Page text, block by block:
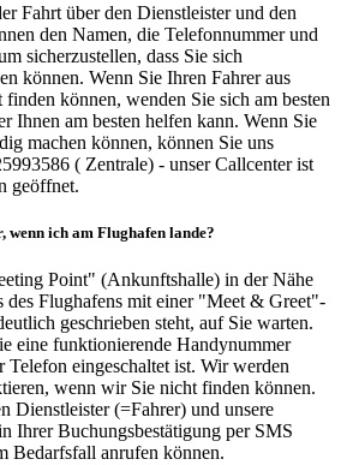
Fahrt über den Dienstleister und den
den Namen, die Telefonnummer und
sicherzustellen, dass Sie sich
können. Wenn Sie Ihren Fahrer aus
können, wenden Sie sich am besten
Ihnen am besten helfen kann. Wenn Sie
machen können, können Sie uns
( Zentrale) - unser Callcenter ist
geöffnet.
wenn ich am Flughafen lande?
Point" (Ankunftshalle) in der Nähe
des Flughafens mit einer "Meet & Greet"-
geschrieben steht, auf Sie warten.
eine funktionierende Handynummer
Telefon eingeschaltet ist. Wir werden
wenn wir Sie nicht finden können.
Dienstleister (=Fahrer) und unsere
Ihrer Buchungsbestätigung per SMS
Bedarfsfall anrufen können.